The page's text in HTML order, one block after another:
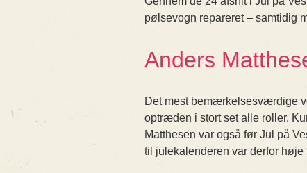
pølsevogn repareret – samtidig
Anders
Det mest bemærkelsesværdige
optræden i stort set alle roller.
Matthesen var også før Jul på
til julekalenderen var derfor